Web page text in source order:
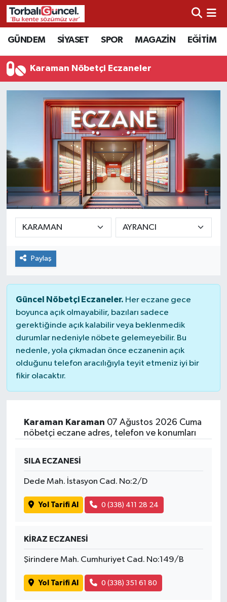
GÜNDEM SİYASET SPOR MAGAZİN EĞİTİM
Karaman Nöbetçi Eczaneler
Paylaş
Güncel Nöbetçi Eczaneler. Her eczane gece
boyunca açık olmayabilir, bazıları sadece
gerektiğinde açık kalabilir veya beklenmedik
durumlar nedeniyle nöbete gelemeyebilir. Bu
nedenle, yola çıkmadan önce eczanenin açık
olduğunu telefon aracılığıyla teyit etmeniz iyi bir
fikir olacaktır.
Karaman Karaman 07 Ağustos 2026 Cuma
nöbetçi eczane adres, telefon ve konumları
SILA ECZANESİ
Dede Mah. İstasyon Cad. No:2/D
Yol Tarifi Al 0 (338) 411 28 24
KİRAZ ECZANESİ
Şirindere Mah. Cumhuriyet Cad. No:149/B
Yol Tarifi Al 0 (338) 351 61 80
İzmir Nöbetçi Eczaneler
İzmir Hava Durumu
İzmir Namaz Vakitleri
İzmir Trafik Yoğunluk Haritası
Süper Lig Puan Durumu ve Fikstür
Tüm Manşetler
Son Dakika Haberleri
Haber Arşivi